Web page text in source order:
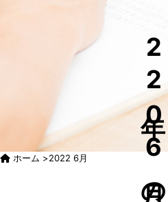
22年06月の更新
ホーム >2022 6月